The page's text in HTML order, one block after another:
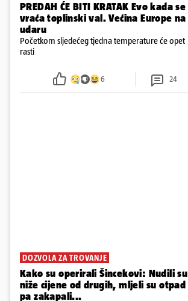
PREDAH ĆE BITI KRATAK Evo kada se
vraća toplinski val. Većina Europe na
udaru
Početkom sljedećeg tjedna temperature će opet
rasti
6 24
DOZVOLA ZA TROVANJE
Kako su operirali Šincekovi: Nudili su
niže cijene od drugih, mljeli su otpad
pa zakapali...